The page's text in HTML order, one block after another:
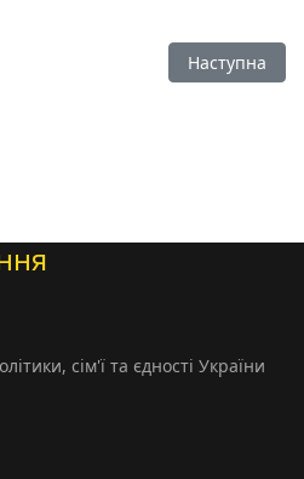
для ВПО та осіб, якіНаступна
Наступна
сім'ї та єдності України